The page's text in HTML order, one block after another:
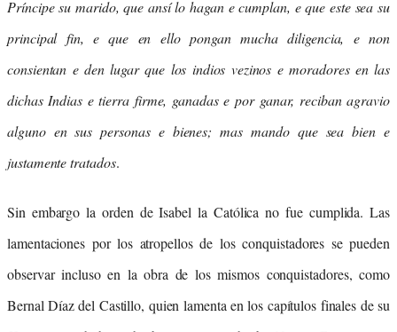
Príncipe su marido, que ansí lo hagan e cumplan, e que este sea su
principal fin, e que en ello pongan mucha diligencia, e non
consientan e den lugar que los indios vezinos e moradores en las
dichas Indias e tierra firme, ganadas e por ganar, reciban agravio
alguno en sus personas e bienes; mas mando que sea bien e
justamente tratados.
Sin embargo la orden de Isabel la Católica no fue cumplida. Las
lamentaciones por los atropellos de los conquistadores se pueden
observar incluso en la obra de los mismos conquistadores, como
Bernal Díaz del Castillo, quien lamenta en los capítulos finales de su